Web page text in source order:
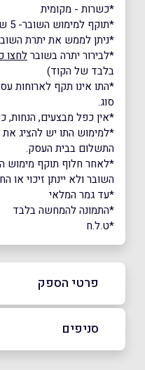
*כשרות - מקומית
*תוקף למימוש השובר- 5 שנים.
*ניתן לממש את יתרת
*לבירור יתרה בשוברלחצו
בלבד של הקוד)
*התו אינו תקף לארוחות
סוג.
*אין כפל מבצעים, הנחות,
*למימוש התו יש להציג
התשלום בבית העסק.
*לאחר חלוף תוקף מימוש
השובר ולא יינתן זיכוי או
*עד גמר המלאי
*התמונה להמחשה בלבד
*ט.ל.ח
פרטי הספק
סניפים